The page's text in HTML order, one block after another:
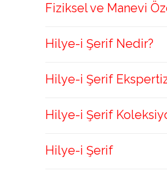
Fiziksel ve Manevi
Hilye-i Şerif Nedir?
Hilye-i Şerif
Hilye-i Şerif
Hilye-i Şerif